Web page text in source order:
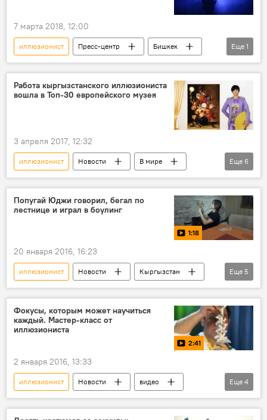
7 марта 2018, 12:00
иллюзионист Пресс-центр
Бишкек
чемпионат
Еще 1
Работа кыргызстанского иллюзиониста
вошла в Топ-30 европейского музея
3 апреля 2017, 12:32
иллюзионист Новости
В мире
Кыргызстан
Культура
Голландия
Радислав Сафин
конкурс музей
Еще 6
Попугай Юджи говорил, бегал по
лестнице и играл в боулинг
1:18
20 января 2016, 16:23
иллюзионист Новости
Кыргызстан
видео
Общество
выступление
попугай
Еще 5
Фокусы, которым может научиться
каждый. Мастер-класс от
иллюзиониста
2:41
2 января 2016, 13:33
иллюзионист Новости
видео
Общество
В мире
Еще 4